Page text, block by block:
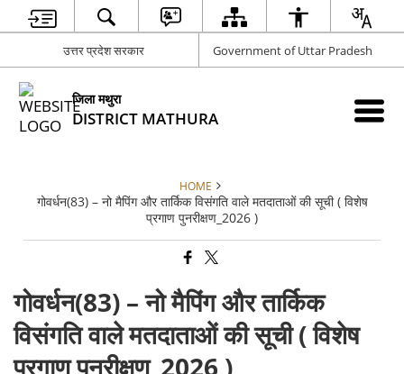
उत्तर प्रदेश सरकार Government of Uttar Pradesh
जिला मथुरा
DISTRICT MATHURA
HOME
गोवर्धन(83) – नो मैपिंग और तार्किक विसंगति वाले मतदाताओं की सूची ( विशेष
प्रगाण पुनरीक्षण_2026 )
गोवर्धन(83) – नो मैपिंग और तार्किक
विसंगति वाले मतदाताओं की सूची ( विशेष